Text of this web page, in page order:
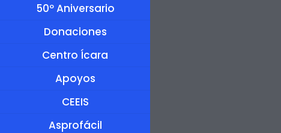
50º Aniversario
Donaciones
Centro Ícara
Apoyos
CEEIS
Asprofácil